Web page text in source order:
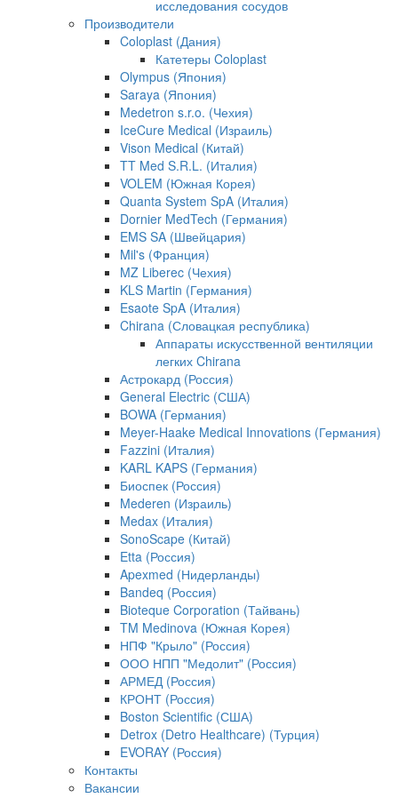
исследования сосудов
Производители
Coloplast (Дания)
Катетеры Coloplast
Olympus (Япония)
Saraya (Япония)
Medetron s.r.o. (Чехия)
IceCure Medical (Израиль)
Vison Medical (Китай)
TT Med S.R.L. (Италия)
VOLEM (Южная Корея)
Quanta System SpA (Италия)
Dornier MedTech (Германия)
EMS SA (Швейцария)
Mil's (Франция)
MZ Liberec (Чехия)
KLS Martin (Германия)
Esaote SpA (Италия)
Chirana (Словацкая республика)
Аппараты искусственной вентиляции
легких Chirana
Астрокард (Россия)
General Electric (США)
BOWA (Германия)
Meyer-Haake Medical Innovations (Германия)
Fazzini (Италия)
KARL KAPS (Германия)
Биоспек (Россия)
Mederen (Израиль)
Medax (Италия)
SonoScape (Китай)
Etta (Россия)
Apexmed (Нидерланды)
Bandeq (Россия)
Bioteque Corporation (Тайвань)
TM Medinova (Южная Корея)
НПФ "Крыло" (Россия)
ООО НПП "Медолит" (Россия)
АРМЕД (Россия)
КРОНТ (Россия)
Boston Scientific (США)
Detrox (Detro Healthcare) (Турция)
EVORAY (Россия)
Контакты
Вакансии